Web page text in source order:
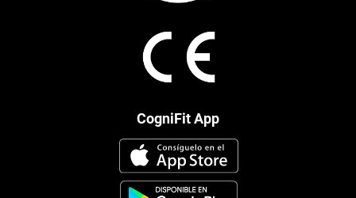
CogniFit App